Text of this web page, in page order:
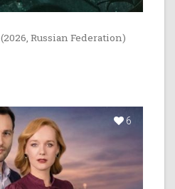
(2026, Russian Federation)
6